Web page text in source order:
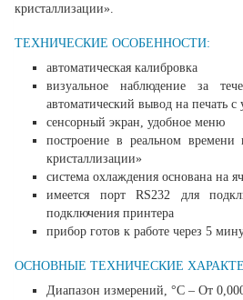
кристаллизации».
ТЕХНИЧЕСКИЕ ОСОБЕННОСТИ:
автоматическая калибровка
визуальное наблюдение за
автоматический вывод на печать с
сенсорный экран, удобное меню
построение в реальном времени
кристаллизации»
система охлаждения основана на
имеется порт RS232 для
подключения принтера
прибор готов к работе через 5
ОСНОВНЫЕ ТЕХНИЧЕСКИЕ
Диапазон измерений, °С – От